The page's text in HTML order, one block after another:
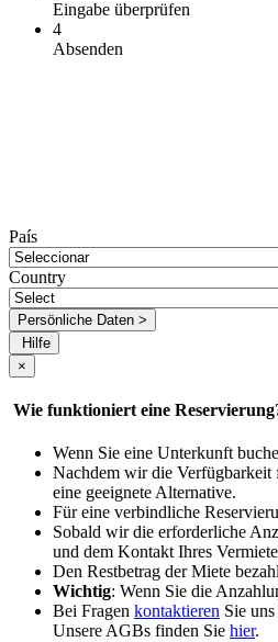
Eingabe überprüfen
4
Absenden
País
Country
Persönliche Daten >
Hilfe
×
Wie funktioniert eine
Wenn Sie eine Unterkunft
Nachdem wir die Verfügbarkeit
eine geeignete Alternative.
Für eine verbindliche
Sobald wir die erforderliche
und dem Kontakt Ihres
Den Restbetrag der Miete
Wichtig: Wenn Sie die
Bei Fragen kontaktieren Sie
Unsere AGBs finden Sie hier.